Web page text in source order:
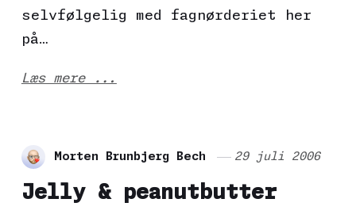
selvfølgelig med fagnørderiet her
på…
Læs mere ...
Morten Brunbjerg Bech 29 juli 2006
Jelly & peanutbutter